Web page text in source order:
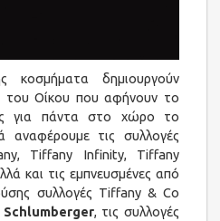
κοσμήματα δημιουργούν
του Οίκου που αφήνουν το
για πάντα στο χώρο το
αναφέρουμε τις συλλογές
Tiffany Infinity, Tiffany
και τις εμπνευσμένες από
συλλογές Tiffany & Co
Schlumberger, τις συλλογές